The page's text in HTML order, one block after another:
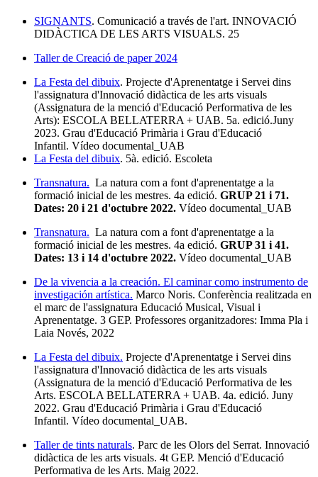
SIGNANTS. Comunicació a través de l'art. INNOVACIÓ
DIDÀCTICA DE LES ARTS VISUALS. 25
Taller de Creació de paper 2024
La Festa del dibuix. Projecte d'Aprenentatge i Servei dins
l'assignatura d'Innovació didàctica de les arts visuals
(Assignatura de la menció d'Educació Performativa de les
Arts): ESCOLA BELLATERRA + UAB. 5a. edició.Juny
2023. Grau d'Educació Primària i Grau d'Educació
Infantil. Vídeo documental_UAB
La Festa del dibuix. 5à. edició. Escoleta
Transnatura. La natura com a font d'aprenentatge a la
formació inicial de les mestres. 4a edició. GRUP 21 i 71.
Dates: 20 i 21 d'octubre 2022. Vídeo documental_UAB
Transnatura. La natura com a font d'aprenentatge a la
formació inicial de les mestres. 4a edició. GRUP 31 i 41.
Dates: 13 i 14 d'octubre 2022. Vídeo documental_UAB
De la vivencia a la creación. El caminar como instrumento de
investigación artística. Marco Noris. Conferència realitzada en
el marc de l'assignatura Educació Musical, Visual i
Aprenentatge. 3 GEP. Professores organitzadores: Imma Pla i
Laia Novés, 2022
La Festa del dibuix. Projecte d'Aprenentatge i Servei dins
l'assignatura d'Innovació didàctica de les arts visuals
(Assignatura de la menció d'Educació Performativa de les
Arts. ESCOLA BELLATERRA + UAB. 4a. edició. Juny
2022. Grau d'Educació Primària i Grau d'Educació
Infantil. Vídeo documental_UAB.
Taller de tints naturals. Parc de les Olors del Serrat. Innovació
didàctica de les arts visuals. 4t GEP. Menció d'Educació
Performativa de les Arts. Maig 2022.